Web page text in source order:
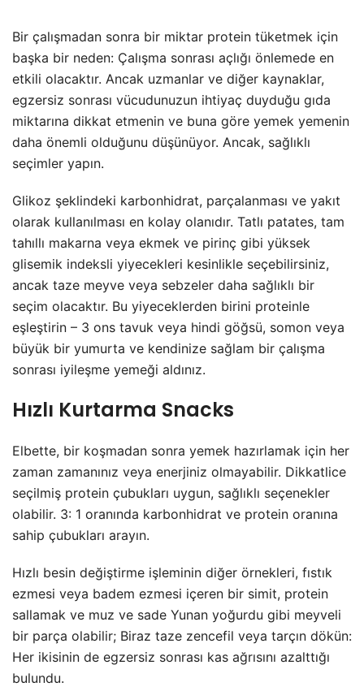
Bir çalışmadan sonra bir miktar protein tüketmek için
başka bir neden: Çalışma sonrası açlığı önlemede en
etkili olacaktır. Ancak uzmanlar ve diğer kaynaklar,
egzersiz sonrası vücudunuzun ihtiyaç duyduğu gıda
miktarına dikkat etmenin ve buna göre yemek yemenin
daha önemli olduğunu düşünüyor. Ancak, sağlıklı
seçimler yapın.
Glikoz şeklindeki karbonhidrat, parçalanması ve yakıt
olarak kullanılması en kolay olanıdır. Tatlı patates, tam
tahıllı makarna veya ekmek ve pirinç gibi yüksek
glisemik indeksli yiyecekleri kesinlikle seçebilirsiniz,
ancak taze meyve veya sebzeler daha sağlıklı bir
seçim olacaktır. Bu yiyeceklerden birini proteinle
eşleştirin – 3 ons tavuk veya hindi göğsü, somon veya
büyük bir yumurta ve kendinize sağlam bir çalışma
sonrası iyileşme yemeği aldınız.
Hızlı Kurtarma Snacks
Elbette, bir koşmadan sonra yemek hazırlamak için her
zaman zamanınız veya enerjiniz olmayabilir. Dikkatlice
seçilmiş protein çubukları uygun, sağlıklı seçenekler
olabilir. 3: 1 oranında karbonhidrat ve protein oranına
sahip çubukları arayın.
Hızlı besin değiştirme işleminin diğer örnekleri, fıstık
ezmesi veya badem ezmesi içeren bir simit, protein
sallamak ve muz ve sade Yunan yoğurdu gibi meyveli
bir parça olabilir; Biraz taze zencefil veya tarçın dökün:
Her ikisinin de egzersiz sonrası kas ağrısını azalttığı
bulundu.